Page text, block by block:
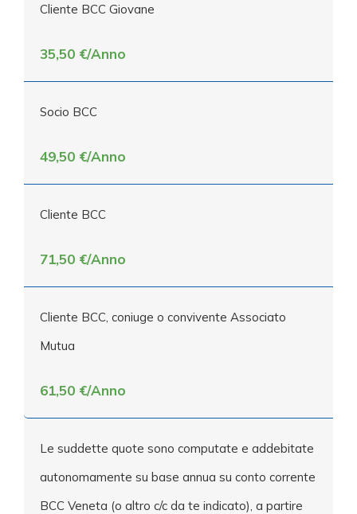
Cliente BCC Giovane
35,50 €/Anno
Socio BCC
49,50 €/Anno
Cliente BCC
71,50 €/Anno
Cliente BCC, coniuge o convivente Associato
Mutua
61,50 €/Anno
Le suddette quote sono computate e addebitate
autonomamente su base annua su conto corrente
BCC Veneta (o altro c/c da te indicato), a partire